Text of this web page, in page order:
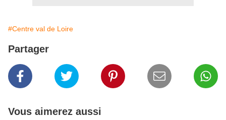
#Centre val de Loire
Partager
Vous aimerez aussi